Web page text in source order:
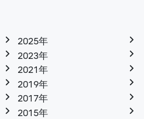
2025年
2023年
2021年
2019年
2017年
2015年